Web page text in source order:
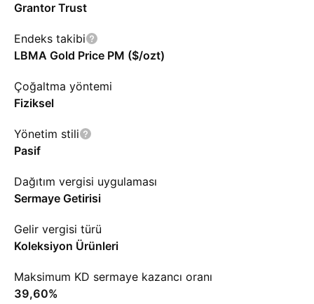
Grantor Trust
Endeks takibi
LBMA Gold Price PM ($/ozt)
Çoğaltma yöntemi
Fiziksel
Yönetim stili
Pasif
Dağıtım vergisi uygulaması
Sermaye Getirisi
Gelir vergisi türü
Koleksiyon Ürünleri
Maksimum KD sermaye kazancı oranı
39,60%